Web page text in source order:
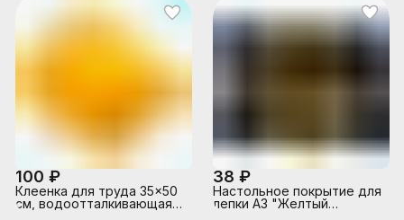
цветным рисунком,
индивидуальная упаковка
100 ₽
Клеенка для труда 35x50
см, водоотталкивающая
38 ₽
Настольное покрытие для
лепки А3 "Желтый